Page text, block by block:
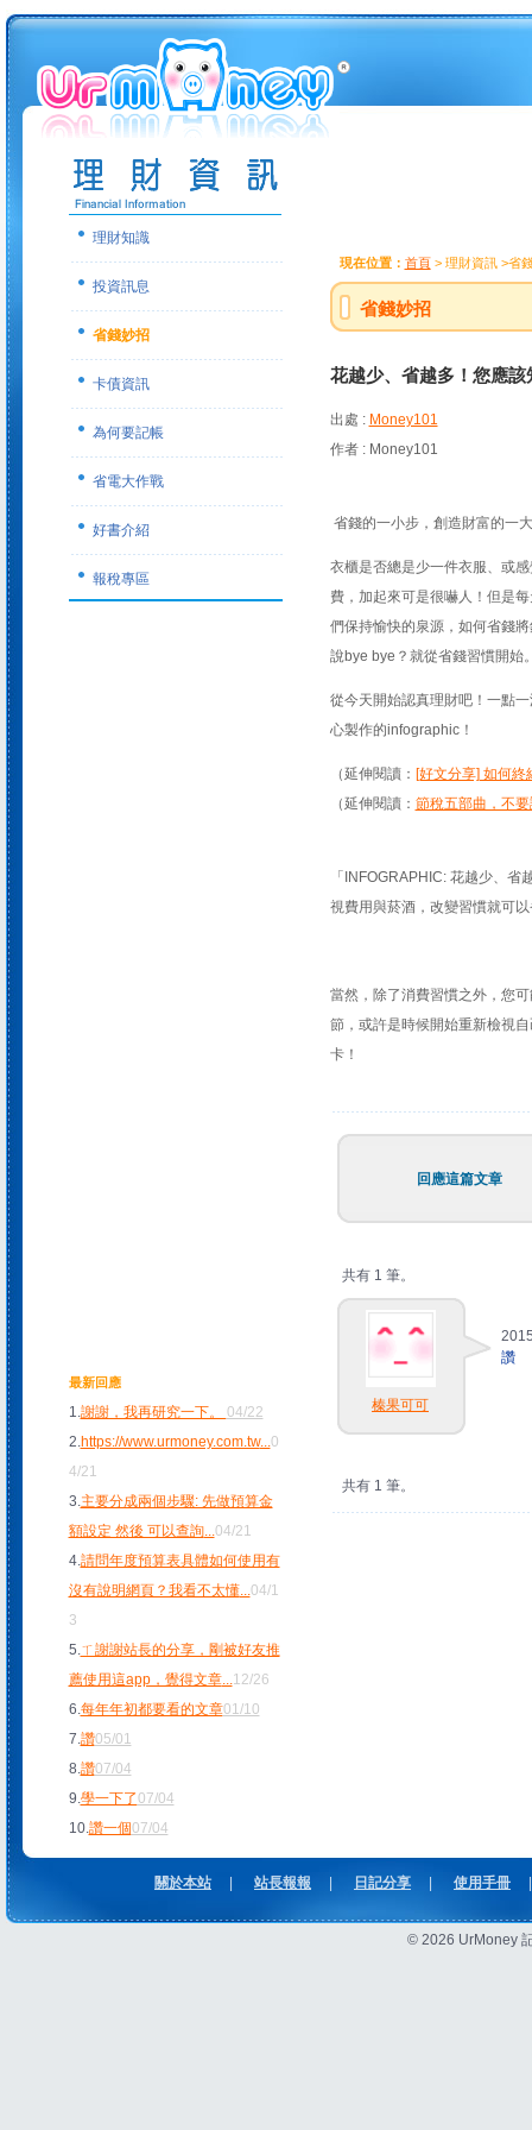
理財知識
投資訊息
省錢妙招
卡債資訊
為何要記帳
省電大作戰
好書介紹
報稅專區
最新回應
1.謝謝，我再研究一下。 04/22
2.https://www.urmoney.com.tw...0
4/21
3.主要分成兩個步驟: 先做預算金
額設定 然後 可以查詢...04/21
4.請問年度預算表具體如何使用有
沒有說明網頁？我看不太懂...04/1
3
5.ㄒ謝謝站長的分享，剛被好友推
薦使用這app，覺得文章...12/26
6.每年年初都要看的文章01/10
7.讚05/01
8.讚07/04
9.學一下了07/04
10.讚一個07/04
現在位置： 首頁> 理財資訊 >省
省錢妙招
花越少、省越多！您應該
出處 : Money101
作者 : Money101
省錢的一小步，創造財富的一
衣櫃是否總是少一件衣服、或
費，加起來可是很嚇人！但是
們保持愉快的泉源，如何省錢
說bye bye？就從省錢習慣開始
從今天開始認真理財吧！一點
心製作的infographic！
（延伸閱讀： [好文分享] 如何
（延伸閱讀： 節稅五部曲，不
「INFOGRAPHIC: 花越少、
視費用與菸酒，改變習慣就可
當然，除了消費習慣之外，您
節，或許是時候開始重新檢視
卡！
回應這篇文章
共有 1 筆。
榛果可可
讚
共有 1 筆。
關於本站 站長報報 日記分享 使用手冊
© 2026 UrMoney